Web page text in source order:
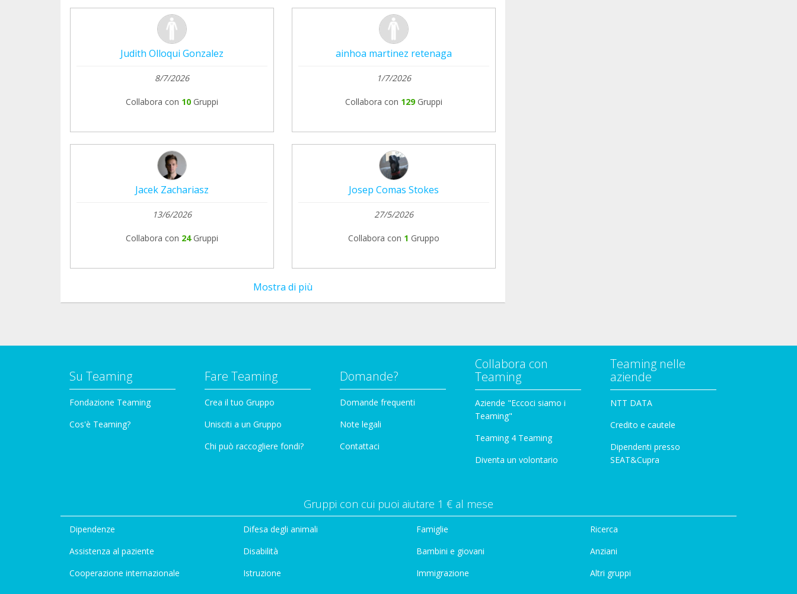
Judith Olloqui Gonzalez
8/7/2026
Collabora con 10 Gruppi
ainhoa martinez retenaga
1/7/2026
Collabora con 129 Gruppi
Jacek Zachariasz
13/6/2026
Collabora con 24 Gruppi
Josep Comas Stokes
27/5/2026
Collabora con 1 Gruppo
Mostra di più
Su Teaming
Fondazione Teaming
Cos'è Teaming?
Fare Teaming
Crea il tuo Gruppo
Unisciti a un Gruppo
Chi può raccogliere fondi?
Domande?
Domande frequenti
Note legali
Contattaci
Collabora con
Teaming
Aziende "Eccoci siamo i
Teaming"
Teaming 4 Teaming
Diventa un volontario
Teaming nelle
aziende
NTT DATA
Credito e cautele
Dipendenti presso
SEAT&Cupra
Gruppi con cui puoi aiutare 1 € al mese
Dipendenze
Assistenza al paziente
Cooperazione internazionale
Difesa degli animali
Disabilità
Istruzione
Famiglie
Bambini e giovani
Immigrazione
Ricerca
Anziani
Altri gruppi